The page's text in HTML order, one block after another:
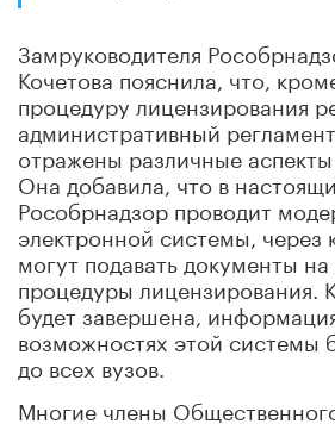
Замруководителя
Кочетова пояснила, что,
процедуру лицензирования
административный
отражены различные
Она добавила, что в
Рособрнадзор проводит
электронной системы, через
могут подавать документы
процедуры лицензирования.
будет завершена,
возможностях этой системы
до всех вузов.
Многие члены